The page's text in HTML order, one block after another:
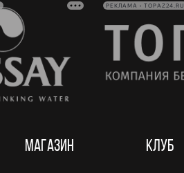
РЕКЛАМА • TOPAZ24.RU
МАГАЗИН КЛУБ